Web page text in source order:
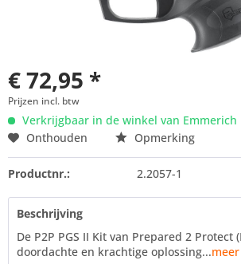
€ 72,95 *
Prijzen incl. btw
Verkrijgbaar in de winkel van Emmerich
Onthouden
Opmerking
Productnr.: 2.2057-1
Beschrijving
De P2P PGS II Kit van Prepared 2 Protect
doordachte en krachtige oplossing...meer